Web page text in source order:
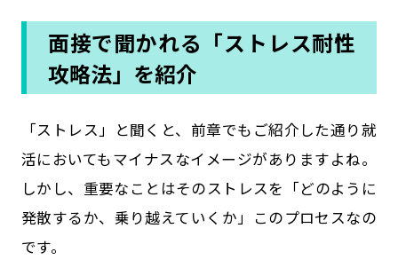
面接で聞かれる「ストレス耐性
攻略法」を紹介
「ストレス」と聞くと、前章でもご紹介した通り就
活においてもマイナスなイメージがありますよね。
しかし、重要なことはそのストレスを「どのように
発散するか、乗り越えていくか」このプロセスなの
です。